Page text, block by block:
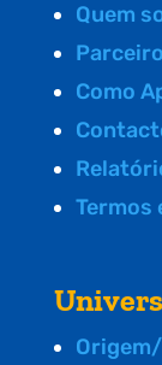
Quem
Como
Termos